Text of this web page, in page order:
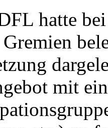
hatte
mit